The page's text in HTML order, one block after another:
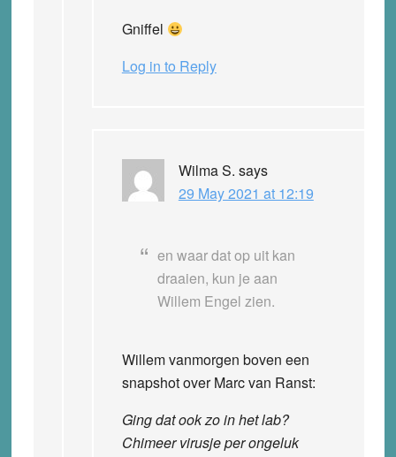
Gniffel
Log in to Reply
Wilma S. says
29 May 2021 at 12:19
en waar dat op uit kan
draaien, kun je aan
Willem Engel zien.
Willem vanmorgen boven een
snapshot over Marc van Ranst:
Ging dat ook zo in het lab?
Chimeer virusje per ongeluk